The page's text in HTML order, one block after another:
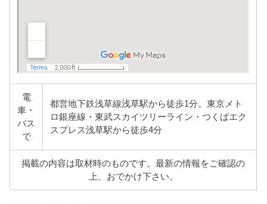
電
車・
バス
で
都営地下鉄浅草線浅草駅から徒歩1分。東京メト
ロ銀座線・東武スカイツリーライン・つくばエク
スプレス浅草駅から徒歩4分
掲載の内容は取材時のものです。最新の情報をご確認の
上、おでかけ下さい。